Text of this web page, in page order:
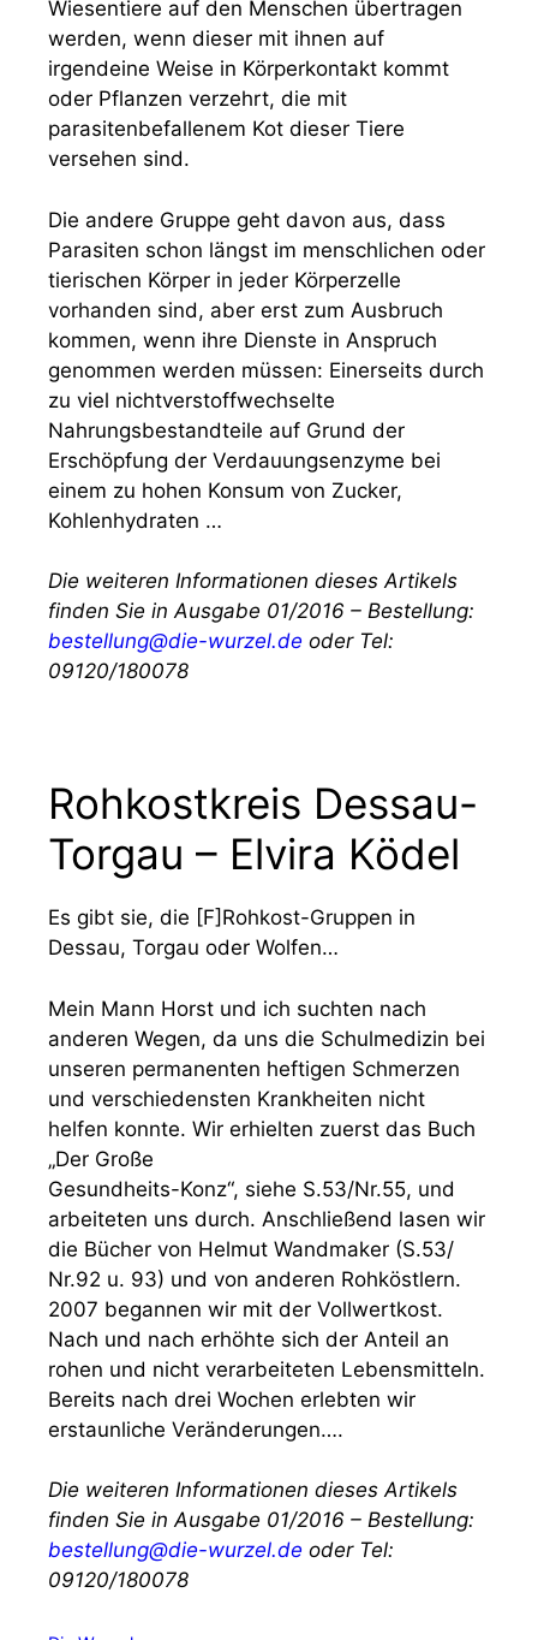
Wiesentiere auf den Menschen übertragen
werden, wenn dieser mit ihnen auf
irgendeine Weise in Körperkontakt kommt
oder Pflanzen verzehrt, die mit
parasitenbefallenem Kot dieser Tiere
versehen sind.
Die andere Gruppe geht davon aus, dass
Parasiten schon längst im menschlichen oder
tierischen Körper in jeder Körperzelle
vorhanden sind, aber erst zum Ausbruch
kommen, wenn ihre Dienste in Anspruch
genommen werden müssen: Einerseits durch
zu viel nichtverstoffwechselte
Nahrungsbestandteile auf Grund der
Erschöpfung der Verdauungsenzyme bei
einem zu hohen Konsum von Zucker,
Kohlenhydraten …
Die weiteren Informationen dieses Artikels
finden Sie in Ausgabe 01/2016 – Bestellung:
bestellung@die-wurzel.de oder Tel:
09120/180078
Rohkostkreis Dessau-
Torgau – Elvira Ködel
Es gibt sie, die [F]Rohkost-Gruppen in
Dessau, Torgau oder Wolfen…
Mein Mann Horst und ich suchten nach
anderen Wegen, da uns die Schulmedizin bei
unseren permanenten heftigen Schmerzen
und verschiedensten Krankheiten nicht
helfen konnte. Wir erhielten zuerst das Buch
„Der Große
Gesundheits-Konz“, siehe S.53/Nr.55, und
arbeiteten uns durch. Anschließend lasen wir
die Bücher von Helmut Wandmaker (S.53/
Nr.92 u. 93) und von anderen Rohköstlern.
2007 begannen wir mit der Vollwertkost.
Nach und nach erhöhte sich der Anteil an
rohen und nicht verarbeiteten Lebensmitteln.
Bereits nach drei Wochen erlebten wir
erstaunliche Veränderungen….
Die weiteren Informationen dieses Artikels
finden Sie in Ausgabe 01/2016 – Bestellung:
bestellung@die-wurzel.de oder Tel:
09120/180078